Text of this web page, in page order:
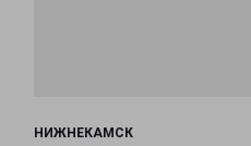
НИЖНЕКАМСК